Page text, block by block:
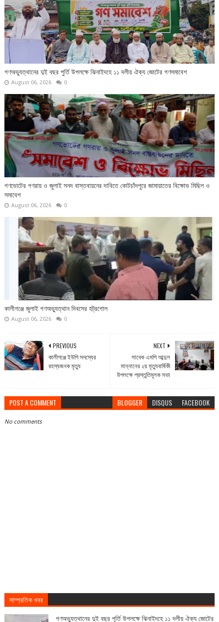
গণঅভ্যুত্থানের দুই বছর পুর্তি উপলক্ষে ঝিনাইদহে ১১ দলীয় ঐক্য জোটের গণসমাবেশ
August 06, 2026 0
গণভোটের গণরায় ও জুলাই সনদ বাস্তবায়নের দাবিতে কোটচাঁদপুরে জামায়াতের বিক্ষোভ মিছিল ও
সমাবেশ
August 06, 2026 0
কালীগঞ্জে জুলাই গণঅভ্যুত্থান দিবসের হট্রগোল
August 06, 2026 0
NEXT
সাবেক এমপি আব্দুল
মান্নানের ২য় মৃত্যুবার্ষিকী
উপলক্ষে প্রস্তুতিমূলক সভা
PREVIOUS
কালীগঞ্জে ইউপি সদস্যের
রহস্যজনক মৃত্যু
POST A COMMENT BLOGGER DISQUS FACEBOOK
No comments
সাম্প্রতিক খবর
গণঅভ্যুত্থানের দুই বছর পুর্তি উপলক্ষে ঝিনাইদহে ১১ দলীয় ঐক্য জোটের